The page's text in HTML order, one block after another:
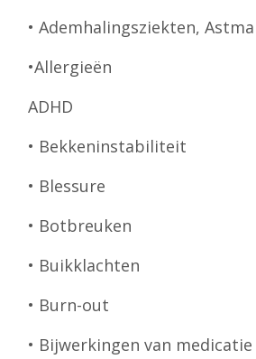
• Ademhalingsziekten, Astma
•Allergieën
ADHD
• Bekkeninstabiliteit
• Blessure
• Botbreuken
• Buikklachten
• Burn-out
• Bijwerkingen van